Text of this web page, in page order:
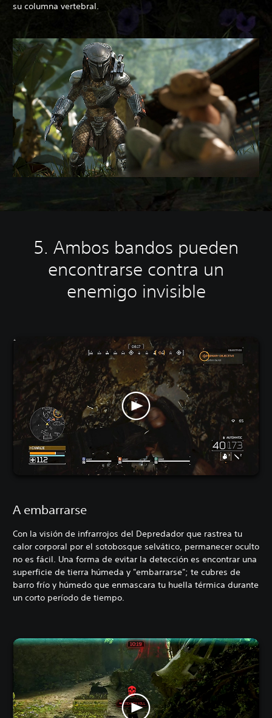
su columna vertebral.
5. Ambos bandos pueden
encontrarse contra un
enemigo invisible
A embarrarse
Con la visión de infrarrojos del Depredador que rastrea tu
calor corporal por el sotobosque selvático, permanecer oculto
no es fácil. Una forma de evitar la detección es encontrar una
superficie de tierra húmeda y "embarrarse"; te cubres de
barro frío y húmedo que enmascara tu huella térmica durante
un corto período de tiempo.